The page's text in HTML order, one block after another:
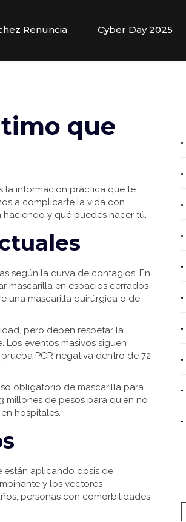
Renuncia Cyber Day 2025
que
la información práctica que te
a complicarte la vida con
y qué puedes hacer tú.
según la curva de contagios. En
mascarilla en espacios cerrados
una mascarilla quirúrgica o de
pero deben respetar la
eventos masivos siguen
PCR negativa dentro de 72
obligatorio de mascarilla para
millones de pesos para quien no
hospitales.
están aplicando dosis de
y los vectores
personas con comorbilidades